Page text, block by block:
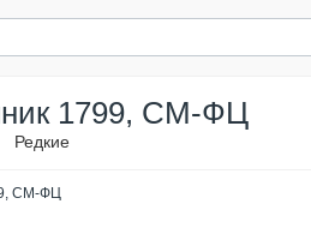
1799, СМ-ФЦ
Редкие
СМ-ФЦ